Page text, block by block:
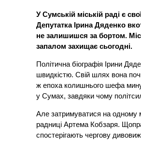
У Сумській міській раді є
Депутатка Ірина Дяденко
не залишишся за бортом.
запалом захищає сьогодні.
Політична біографія Ірини
швидкістю. Свій шлях вона
ж епоха колишнього шефа
у Сумах, завдяки чому
Але затримуватися на одному
радниці Артема Кобзаря.
спостерігають чергову